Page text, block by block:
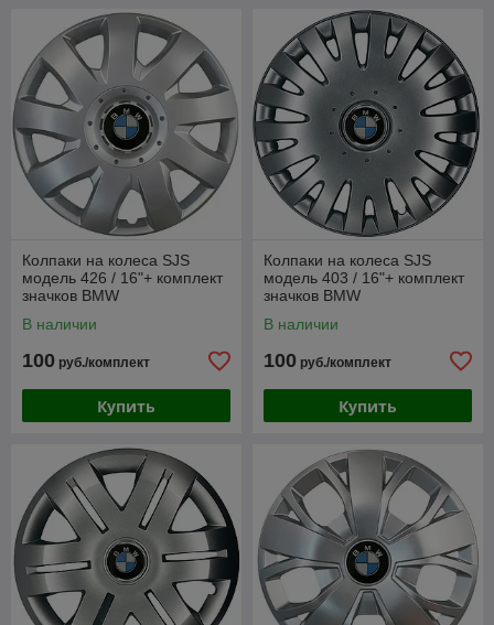
Колпаки на колеса SJS
модель 426 / 16"+ комплект
значков BMW
В наличии
100 руб./комплект
Купить
Колпаки на колеса SJS
модель 403 / 16"+ комплект
значков BMW
В наличии
100 руб./комплект
Купить